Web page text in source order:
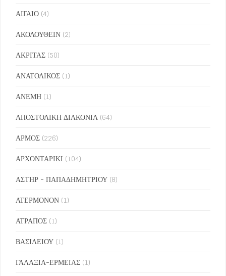
ΑΙΓΑΙΟ (4)
ΑΚΟΛΟΥΘΕΙΝ (2)
ΑΚΡΙΤΑΣ (50)
ΑΝΑΤΟΛΙΚΟΣ (1)
ΑΝΕΜΗ (1)
ΑΠΟΣΤΟΛΙΚΗ ΔΙΑΚΟΝΙΑ (64)
ΑΡΜΟΣ (226)
ΑΡΧΟΝΤΑΡΙΚΙ (104)
ΑΣΤΗΡ - ΠΑΠΑΔΗΜΗΤΡΙΟΥ (8)
ΑΤΕΡΜΟΝΟΝ (1)
ΑΤΡΑΠΟΣ (1)
ΒΑΣΙΛΕΙΟΥ (1)
ΓΑΛΑΞΙΑ-ΕΡΜΕΙΑΣ (1)